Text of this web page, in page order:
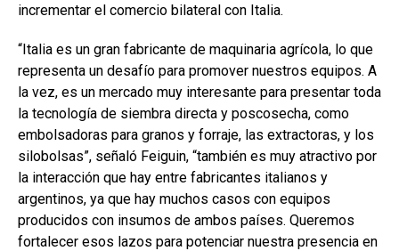
incrementar el comercio bilateral con Italia.
“Italia es un gran fabricante de maquinaria agrícola, lo que
representa un desafío para promover nuestros equipos. A
la vez, es un mercado muy interesante para presentar toda
la tecnología de siembra directa y poscosecha, como
embolsadoras para granos y forraje, las extractoras, y los
silobolsas”, señaló Feiguin, “también es muy atractivo por
la interacción que hay entre fabricantes italianos y
argentinos, ya que hay muchos casos con equipos
producidos con insumos de ambos países. Queremos
fortalecer esos lazos para potenciar nuestra presencia en